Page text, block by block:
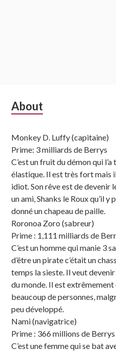
Subsidiary
About
Monkey D. Luffy (capitaine)
Prime: 3 milliards de Berrys
C’est un fruit du démon qui
élastique. Il est très fort mais
idiot. Son rêve est de devenir
un ami, Shanks le Roux qu’il
donné un chapeau de paille.
Roronoa Zoro (sabreur)
Prime : 1,111 milliards de
C’est un homme qui manie 3
d’être un pirate c’était un
temps la sieste. Il veut
du monde. Il est
beaucoup de personnes,
peu développé.
Nami (navigatrice)
Prime : 366 millions de Berrys
C’est une femme qui se bat